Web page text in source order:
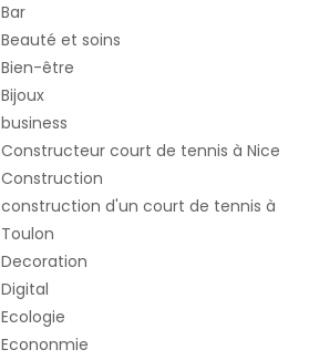
Bar
Beauté et soins
Bien-être
Bijoux
business
Constructeur court de tennis à Nice
Construction
construction d'un court de tennis à
Toulon
Decoration
Digital
Ecologie
Econonmie